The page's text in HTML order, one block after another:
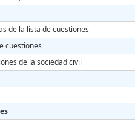
de la lista de cuestiones
cuestiones
de la sociedad civil